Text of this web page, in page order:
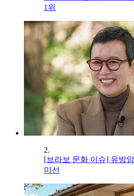
1위
2.
[브라보 문화 이슈] 유방
미선